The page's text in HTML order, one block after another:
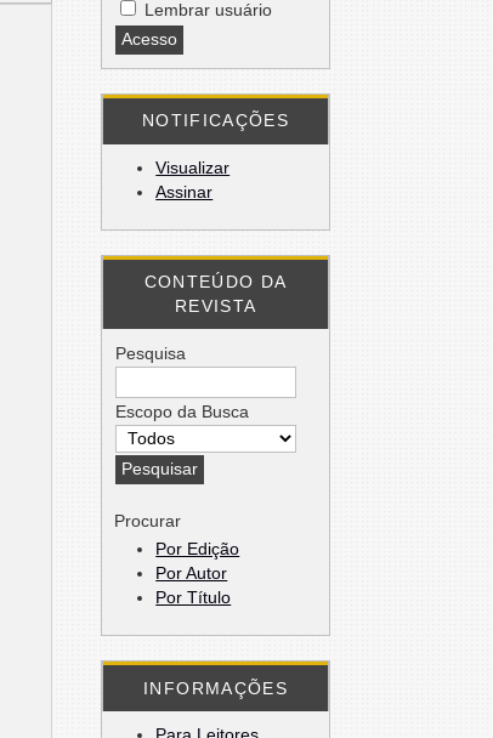
Lembrar usuário
NOTIFICAÇÕES
Visualizar
Assinar
CONTEÚDO DA
REVISTA
Pesquisa
Escopo da Busca
Procurar
Por Edição
Por Autor
Por Título
INFORMAÇÕES